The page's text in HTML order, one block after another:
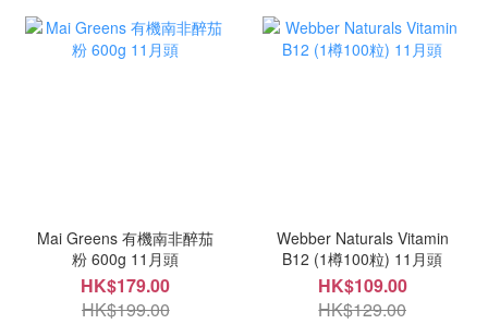
Mai Greens 有機南非醉茄
粉 600g 11月頭
HK$179.00
HK$199.00
Webber Naturals Vitamin
B12 (1樽100粒) 11月頭
HK$109.00
HK$129.00